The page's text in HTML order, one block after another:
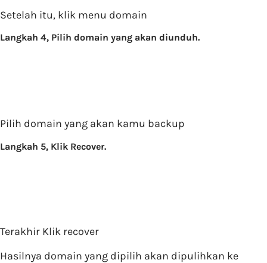
Setelah itu, klik menu domain
Langkah 4, Pilih domain yang akan diunduh.
Pilih domain yang akan kamu backup
Langkah 5, Klik Recover.
Terakhir Klik recover
Hasilnya domain yang dipilih akan dipulihkan ke